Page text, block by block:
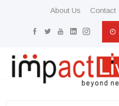
About Us Contact